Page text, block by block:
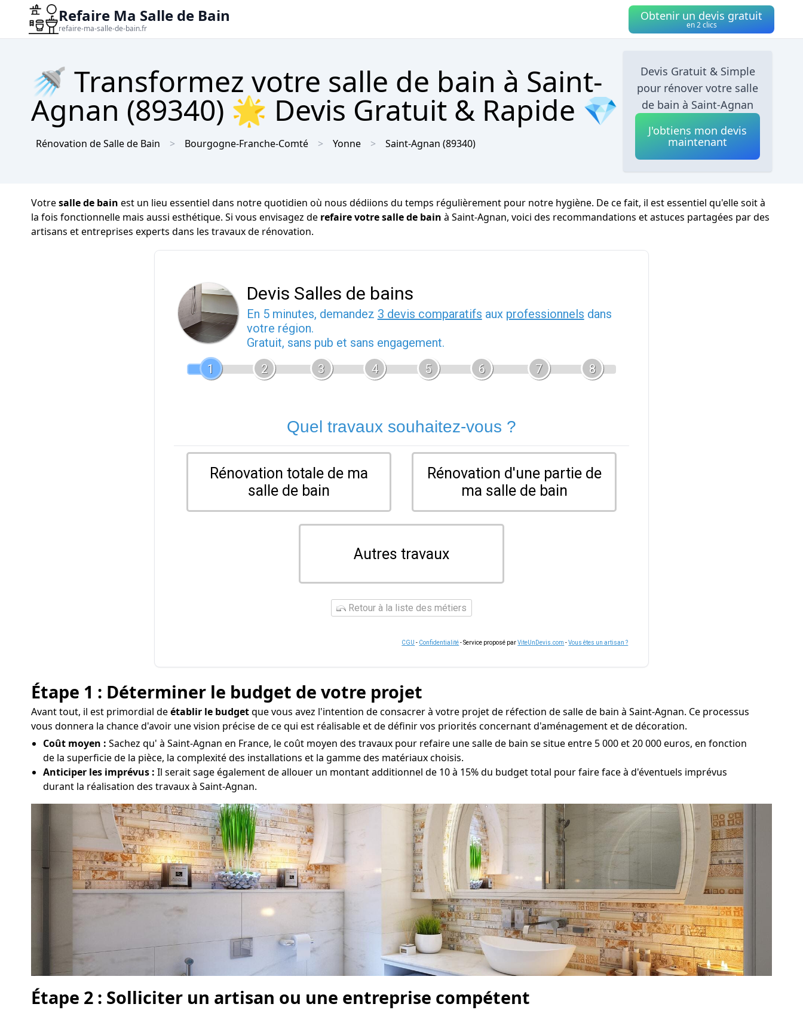
Refaire Ma Salle de Bain
refaire-ma-salle-de-bain.fr
Obtenir un devis gratuit
en 2 clics
🚿 Transformez votre salle de bain à Saint-
Agnan (89340) 🌟 Devis Gratuit & Rapide 💎
Rénovation de Salle de Bain Bourgogne-Franche-Comté Yonne Saint-Agnan (89340)
Devis Gratuit & Simple
pour rénover votre salle
de bain à Saint-Agnan
J'obtiens mon devis
maintenant
Votresalle de bain est un lieu essentiel dans notre quotidien où nous dédiions du temps régulièrement pour notre hygiène. De ce fait, il est essentiel qu'elle soit à
la fois fonctionnelle mais aussi esthétique. Si vous envisagez de refaire votre salle de bain à Saint-Agnan, voici des recommandations et astuces partagées par des
artisans et entreprises experts dans les travaux de rénovation.
Devis Salles de bains
En 5 minutes, demandez 3 devis comparatifs aux professionnels dans
votre région.
Gratuit, sans pub et sans engagement.
1
2 3 4 5 6 7 8
Quel travaux souhaitez-vous ?
Rénovation totale de ma
salle de bain
Rénovation d'une partie de
ma salle de bain
Autres travaux
Retour à la liste des métiers
CGU - Confidentialité- Service proposé parViteUnDevis.com -Vous êtes un artisan ?
Étape 1 : Déterminer le budget de votre projet
Avant tout, il est primordial deétablir le budgetque vous avez l'intention de consacrer à votre projet de réfection de salle de bain à Saint-Agnan. Ce processus
vous donnera la chance d'avoir une vision précise de ce qui est réalisable et de définir vos priorités concernant d'aménagement et de décoration.
Coût moyen : Sachez qu' à Saint-Agnan en France, le coût moyen des travaux pour refaire une salle de bain se situe entre 5 000 et 20 000 euros, en fonction
de la superficie de la pièce, la complexité des installations et la gamme des matériaux choisis.
Anticiper les imprévus : Il serait sage également de allouer un montant additionnel de 10 à 15% du budget total pour faire face à d'éventuels imprévus
durant la réalisation des travaux à Saint-Agnan.
Étape 2 : Solliciter un artisan ou une entreprise compétent